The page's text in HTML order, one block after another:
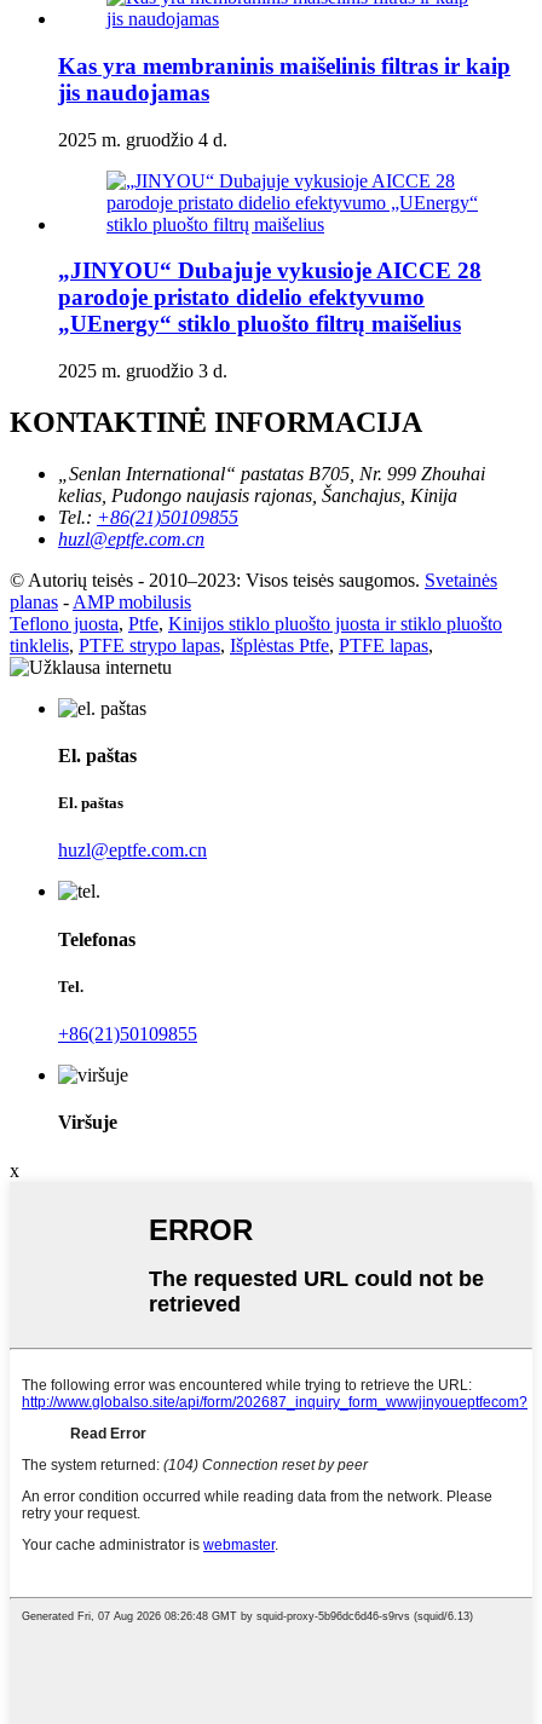
Kas yra membraninis maišelinis filtras ir kaip
jis naudojamas
2025 m. gruodžio 4 d.
„JINYOU“ Dubajuje vykusioje AICCE 28
parodoje pristato didelio efektyvumo
„UEnergy“ stiklo pluošto filtrų maišelius
2025 m. gruodžio 3 d.
KONTAKTINĖ INFORMACIJA
„Senlan International“ pastatas B705, Nr. 999 Zhouhai
kelias, Pudongo naujasis rajonas, Šanchajus, Kinija
Tel.: +86(21)50109855
huzl@eptfe.com.cn
© Autorių teisės - 2010–2023: Visos teisės saugomos. Svetainės
planas - AMP mobilusis
Teflono juosta, Ptfe, Kinijos stiklo pluošto juosta ir stiklo pluošto
tinklelis, PTFE strypo lapas, Išplėstas Ptfe, PTFE lapas,
El. paštas
El. paštas
huzl@eptfe.com.cn
Telefonas
Tel.
+86(21)50109855
Viršuje
x